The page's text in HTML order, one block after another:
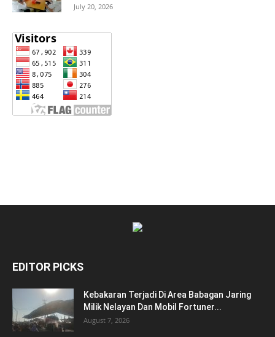
July 20, 2026
EDITOR PICKS
Kebakaran Terjadi Di Area Babagan Jaring
Milik Nelayan Dan Mobil Fortuner...
August 7, 2026